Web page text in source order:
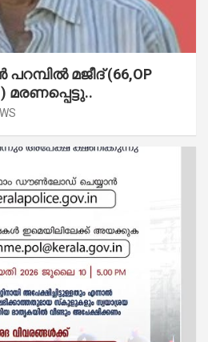
മജീദ് (66,OP
മരണപ്പെട്ടു..